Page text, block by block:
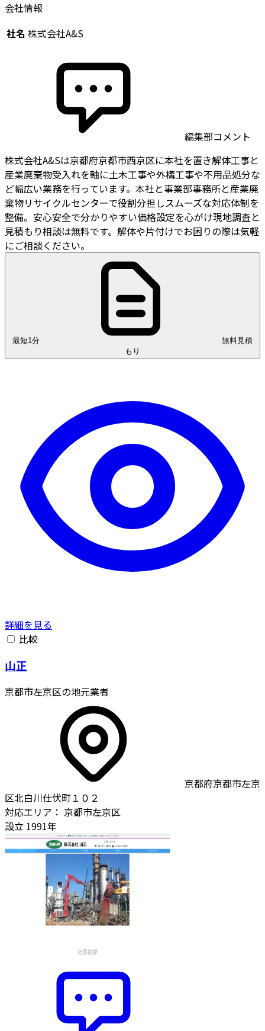
会社情報
社名 株式会社A&S
編集部コメント
株式会社A&Sは京都府京都市西京区に本社を置き解体工事と
産業廃棄物受入れを軸に土木工事や外構工事や不用品処分な
ど幅広い業務を行っています。本社と事業部事務所と産業廃
棄物リサイクルセンターで役割分担しスムーズな対応体制を
整備。安心安全で分かりやすい価格設定を心がけ現地調査と
見積もり相談は無料です。解体や片付けでお困りの際は気軽
にご相談ください。
最短1分
もり
詳細を見る
比較
山正
京都市左京区の地元業者
京都府京都市左京
区北白川仕伏町１０２
対応エリア： 京都市左京区
設立 1991年